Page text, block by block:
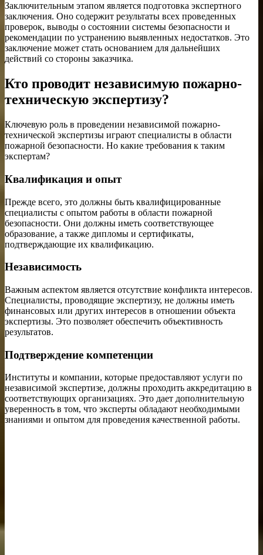
Заключительным этапом является подготовка экспертного
заключения. Оно содержит результаты всех проведенных
проверок, выводы о состоянии системы безопасности и
рекомендации по устранению выявленных недостатков. Это
заключение может стать основанием для дальнейших
действий со стороны заказчика.
Кто проводит независимую пожарно-
техническую экспертизу?
Ключевую роль в проведении независимой пожарно-
технической экспертизы играют специалисты в области
пожарной безопасности. Но какие требования к таким
экспертам?
Квалификация и опыт
Прежде всего, это должны быть квалифицированные
специалисты с опытом работы в области пожарной
безопасности. Они должны иметь соответствующее
образование, а также дипломы и сертификаты,
подтверждающие их квалификацию.
Независимость
Важным аспектом является отсутствие конфликта интересов.
Специалисты, проводящие экспертизу, не должны иметь
финансовых или других интересов в отношении объекта
экспертизы. Это позволяет обеспечить объективность
результатов.
Подтверждение компетенции
Институты и компании, которые предоставляют услуги по
независимой экспертизе, должны проходить аккредитацию в
соответствующих организациях. Это дает дополнительную
уверенность в том, что эксперты обладают необходимыми
знаниями и опытом для проведения качественной работы.